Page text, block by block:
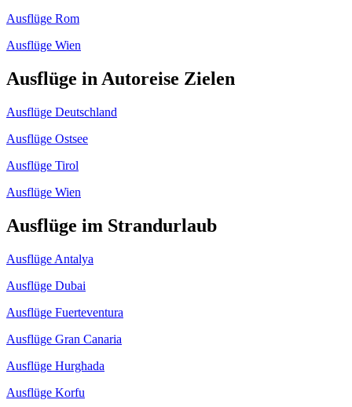
Ausflüge Rom
Ausflüge Wien
Ausflüge in Autoreise Zielen
Ausflüge Deutschland
Ausflüge Ostsee
Ausflüge Tirol
Ausflüge Wien
Ausflüge im Strandurlaub
Ausflüge Antalya
Ausflüge Dubai
Ausflüge Fuerteventura
Ausflüge Gran Canaria
Ausflüge Hurghada
Ausflüge Korfu